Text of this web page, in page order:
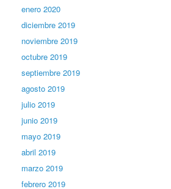
enero 2020
diciembre 2019
noviembre 2019
octubre 2019
septiembre 2019
agosto 2019
julio 2019
junio 2019
mayo 2019
abril 2019
marzo 2019
febrero 2019